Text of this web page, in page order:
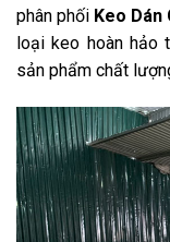
phân phối Keo Dán
loại keo hoàn hảo
sản phẩm chất